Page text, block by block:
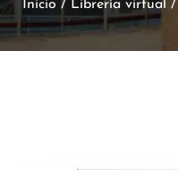
Inicio / Librería virtual /